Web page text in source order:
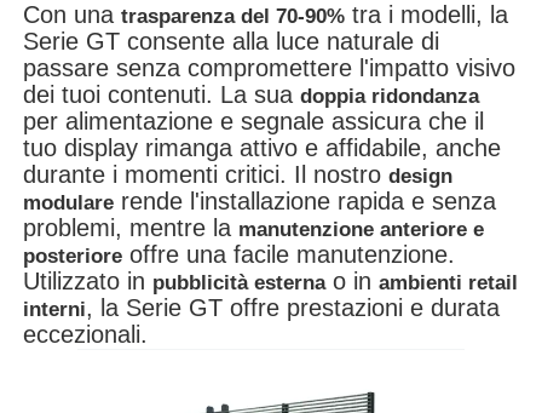
Visita alla fabbrica
Controllo di qualità
Contattaci
Notizie
Con unatrasparenza del 70-90% tra i modelli, la
Serie GT consente alla luce naturale di
passare senza compromettere l'impatto visivo
dei tuoi contenuti. La suadoppia ridondanza
per alimentazione e segnale assicura che il
tuo display rimanga attivo e affidabile, anche
durante i momenti critici. Il nostrodesign
modulare rende l'installazione rapida e senza
problemi, mentre la manutenzione anteriore e
posteriore offre una facile manutenzione.
Utilizzato in pubblicità esternao inambienti retail
interni, la Serie GT offre prestazioni e durata
eccezionali.